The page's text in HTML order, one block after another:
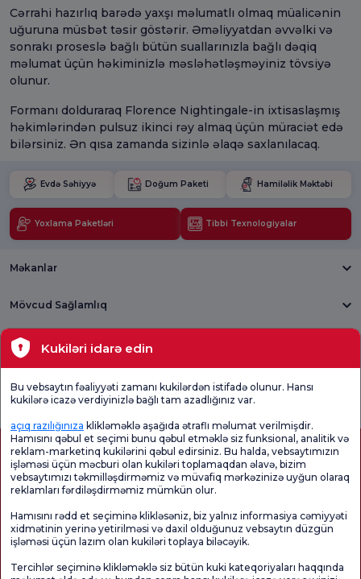
Cərrahi hazırlıq barədə yaxşı məlumatlı olmaq müalicənin
uğuruna müsbət təsir göstərir. Əməliyyatdan əvvəlki və
sonrakı proseslə bağlı bütün suallarınızla bağlı dəqiq
məlumat üçün həkiminizlə məsləhətləşməyiniz tövsiyə
olunur.
Formanı dolduraraq Florence Nightingale-in ixtisaslaşmış
həkimlərindən pulsuz ikinci rəy almaq üçün müraciət edə
bilərsiniz. Ən qısa zamanda sizinlə əlaqə saxlanılacaq.
Evdə Səhiyyə Doğum Paketi Hamiləlik Məktəbi
Yoxlama Paketləri Tibbi Texnologiyalar
Məkanlar
Mövcud Sağlamlıq
Tibbi bölmələr
Ümumi
Məmnuniyyət
Sorğusu
Məmnuniyyət
Sorğusunu
yoxlayın.
Promo
Məmnuniyyəti
Səhifənin məzmunu yalnız məlumat məqsədi daşıyır. Diaqnoz və müalicə üçün
Kukiləri idarə edin
Bu vebsaytın fəaliyyəti zamanı kukilərdən istifadə olunur. Hansı
kukilərə icazə verdiyinizlə bağlı tam azadlığınız var.
açıq razılığınıza klikləməklə aşağıda ətraflı məlumat verilmişdir.
Hamısını qəbul et seçimi bunu qəbul etməklə siz funksional, analitik və
reklam-marketinq kukilərini qəbul edirsiniz. Bu halda, vebsaytımızın
işləməsi üçün məcburi olan kukiləri toplamaqdan əlavə, bizim
vebsaytımızı təkmilləşdirməmiz və müvafiq mərkəzinizə uyğun olaraq
reklamları fərdiləşdirməmiz mümkün olur.
Hamısını rədd et seçiminə klikləsəniz, biz yalnız informasiya cəmiyyəti
xidmətinin yerinə yetirilməsi və daxil olduğunuz vebsaytın düzgün
işləməsi üçün lazım olan kukiləri toplaya biləcəyik.
Tercihlər seçiminə klikləməklə siz bütün kuki kateqoriyaları haqqında